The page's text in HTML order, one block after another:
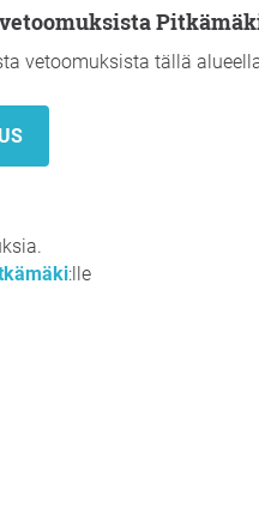
vetoomuksista tällä
:lle